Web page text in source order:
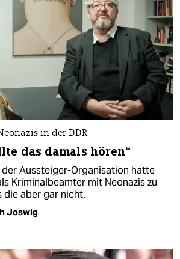
in der DDR
das damals hören“
der Aussteiger-Organisation hatte
Kriminalbeamter mit Neonazis zu
die aber gar nicht.
Joswig